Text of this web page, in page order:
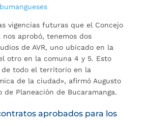
vigencias futuras que el Concejo
nos aprobó, tenemos dos
de AVR, uno ubicado en la
otro en la comuna 4 y 5. Esto
todo el territorio en la
de la ciudad», afirmó Augusto
de Planeación de Bucaramanga.
aprobados para los